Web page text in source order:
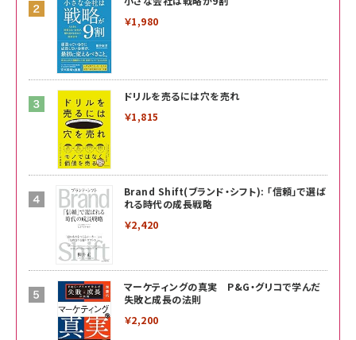
￥1,980
ドリルを売るには穴を売れ
￥1,815
Brand Shift(ブランド・シフト): 「信頼」で選ば
れる時代の成長戦略
￥2,420
マーケティングの真実 P&G・グリコで学んだ
失敗と成長の法則
￥2,200